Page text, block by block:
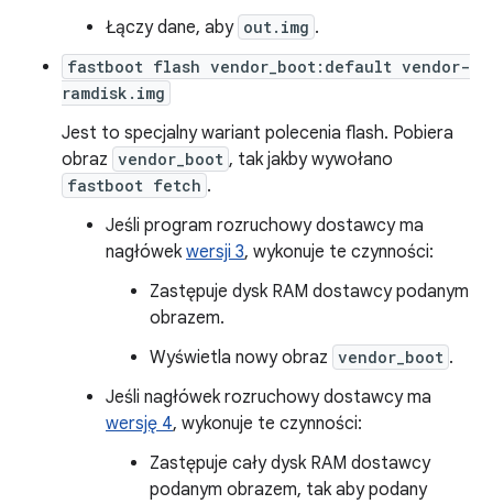
Łączy dane, aby out.img .
fastboot flash vendor_boot:default vendor-
ramdisk.img
Jest to specjalny wariant polecenia flash. Pobiera
obraz vendor_boot , tak jakby wywołano
fastboot fetch .
Jeśli program rozruchowy dostawcy ma
nagłówek wersji 3, wykonuje te czynności:
Zastępuje dysk RAM dostawcy podanym
obrazem.
Wyświetla nowy obraz vendor_boot .
Jeśli nagłówek rozruchowy dostawcy ma
wersję 4, wykonuje te czynności:
Zastępuje cały dysk RAM dostawcy
podanym obrazem, tak aby podany